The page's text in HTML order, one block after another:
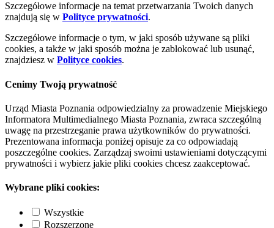
Szczegółowe informacje na temat przetwarzania Twoich danych
znajdują się w Polityce prywatności.
Szczegółowe informacje o tym, w jaki sposób używane są pliki
cookies, a także w jaki sposób można je zablokować lub usunąć,
znajdziesz w Polityce cookies.
Cenimy Twoją prywatność
Urząd Miasta Poznania odpowiedzialny za prowadzenie Miejskiego
Informatora Multimedialnego Miasta Poznania, zwraca szczególną
uwagę na przestrzeganie prawa użytkowników do prywatności.
Prezentowana informacja poniżej opisuje za co odpowiadają
poszczególne cookies. Zarządzaj swoimi ustawieniami dotyczącymi
prywatności i wybierz jakie pliki cookies chcesz zaakceptować.
Wybrane pliki cookies:
Wszystkie
Rozszerzone